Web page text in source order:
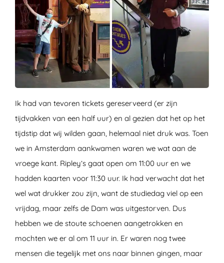
Ik had van tevoren tickets gereserveerd (er zijn
tijdvakken van een half uur) en al gezien dat het op het
tijdstip dat wij wilden gaan, helemaal niet druk was. Toen
we in Amsterdam aankwamen waren we wat aan de
vroege kant. Ripley’s gaat open om 11:00 uur en we
hadden kaarten voor 11:30 uur. Ik had verwacht dat het
wel wat drukker zou zijn, want de studiedag viel op een
vrijdag, maar zelfs de Dam was uitgestorven. Dus
hebben we de stoute schoenen aangetrokken en
mochten we er al om 11 uur in. Er waren nog twee
mensen die tegelijk met ons naar binnen gingen, maar